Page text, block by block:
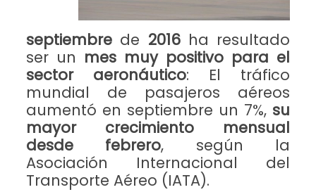
septiembrede 2016ha resultado
ser un mes muy positivo para el
sector aeronáutico: El tráfico
mundial de pasajeros aéreos
aumentó en septiembre un 7%, su
mayor crecimiento mensual
desde febrero, según la
Asociación Internacional del
Transporte Aéreo (IATA).